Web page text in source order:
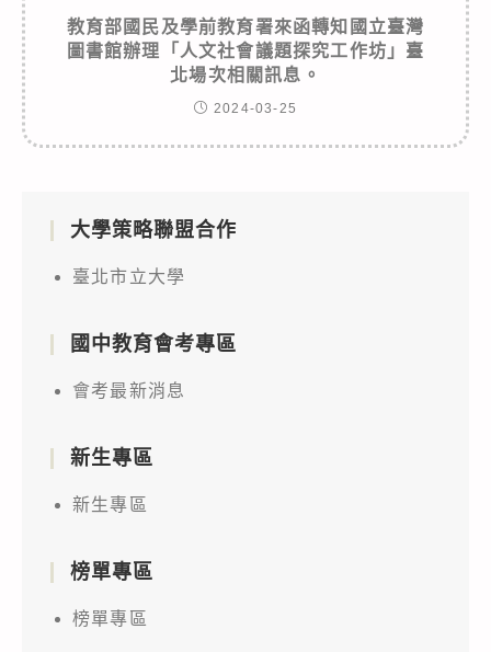
教育部國民及學前教育署來函轉知國立臺灣
圖書館辦理「人文社會議題探究工作坊」臺
北場次相關訊息。
2024-03-25
大學策略聯盟合作
臺北市立大學
國中教育會考專區
會考最新消息
新生專區
新生專區
榜單專區
榜單專區